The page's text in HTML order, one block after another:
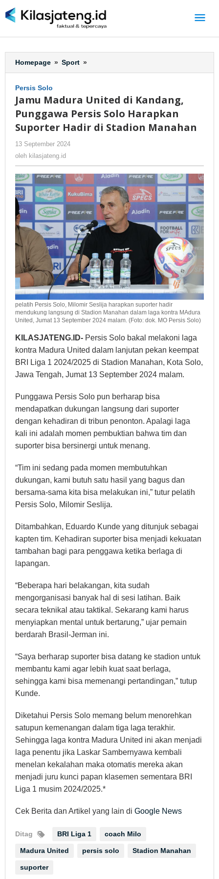
ke
Homepage » Sport »
Madura
Kandang,
Punggawa
Persis
Hadir
di
Stadion
Manahan
Persis Solo
Jamu Madura United di Kandang,
Punggawa Persis Solo Harapkan
Suporter Hadir di Stadion Manahan
13 September 2024
oleh kilasjateng.id
pelatih Persis Solo, Milomir Seslija harapkan suporter hadir
mendukung langsung di Stadion Manahan dalam laga kontra MAdura
United, Jumat 13 September 2024 malam. (Foto: dok. MO Persis Solo)
KILASJATENG.ID- Persis Solo bakal melakoni laga
kontra Madura United dalam lanjutan pekan keempat
BRI Liga 1 2024/2025 di Stadion Manahan, Kota Solo,
Jawa Tengah, Jumat 13 September 2024 malam.
Punggawa Persis Solo pun berharap bisa
mendapatkan dukungan langsung dari suporter
dengan kehadiran di tribun penonton. Apalagi laga
kali ini adalah momen pembuktian bahwa tim dan
suporter bisa bersinergi untuk menang.
“Tim ini sedang pada momen membutuhkan
dukungan, kami butuh satu hasil yang bagus dan
bersama-sama kita bisa melakukan ini,” tutur pelatih
Persis Solo, Milomir Seslija.
Ditambahkan, Eduardo Kunde yang ditunjuk sebagai
kapten tim. Kehadiran suporter bisa menjadi kekuatan
tambahan bagi para penggawa ketika berlaga di
lapangan.
“Beberapa hari belakangan, kita sudah
mengorganisasi banyak hal di sesi latihan. Baik
secara teknikal atau taktikal. Sekarang kami harus
menyiapkan mental untuk bertarung,” ujar pemain
berdarah Brasil-Jerman ini.
“Saya berharap suporter bisa datang ke stadion untuk
membantu kami agar lebih kuat saat berlaga,
sehingga kami bisa memenangi pertandingan,” tutup
Kunde.
Diketahui Persis Solo memang belum menorehkan
satupun kemenangan dalam tiga laga terakhir.
Sehingga laga kontra Madura United ini akan menjadi
laga penentu jika Laskar Sambernyawa kembali
menelan kekalahan maka otomatis mereka akan
menjadi juru kunci papan klasemen sementara BRI
Liga 1 musim 2024/2025.*
Cek Berita dan Artikel yang lain di Google News
Ditag BRI Liga 1 coach Milo
Madura United persis solo Stadion Manahan
suporter